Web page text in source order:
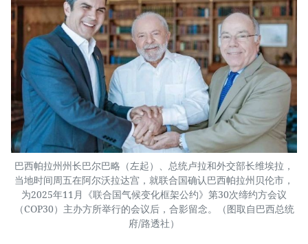
巴西帕拉州州长巴尔巴略（左起）、总统卢拉和外交部长维埃拉，
当地时间周五在阿尔沃拉达宫，就联合国确认巴西帕拉州贝伦市，
为2025年11月《联合国气候变化框架公约》第30次缔约方会议
（COP30）主办方所举行的会议后，合影留念。（图取自巴西总统
府/路透社）